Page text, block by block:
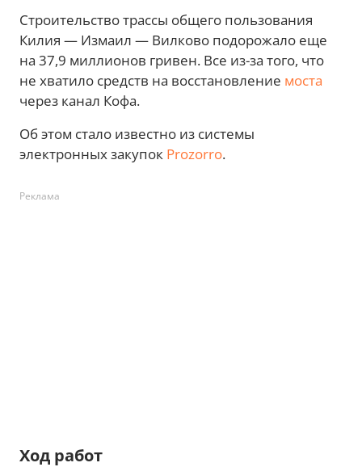
Строительство трассы общего пользования
Килия — Измаил — Вилково подорожало еще
на 37,9 миллионов гривен. Все из-за того, что
не хватило средств на восстановление моста
через канал Кофа.
Об этом стало известно из системы
электронных закупок Prozorro.
Реклама
Ход работ